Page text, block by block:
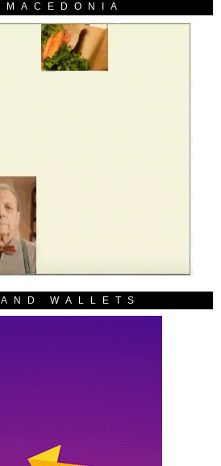
MACEDONIA
WALLETS